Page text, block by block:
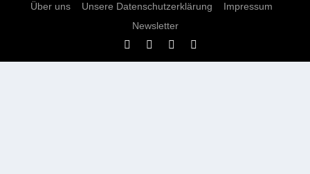
Über uns Unsere Datenschutzerklärung
Impressum
Newsletter